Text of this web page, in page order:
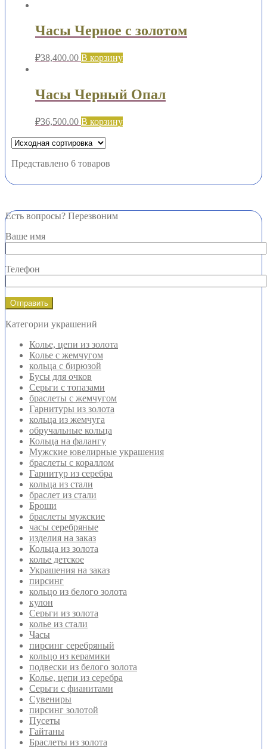
Часы Черное с золотом
₽38,400.00 В корзину
Часы Черный Опал
₽36,500.00 В корзину
Представлено 6 товаров
Есть вопросы? Перезвоним
Ваше имя
Телефон
Категории украшений
Колье, цепи из золота
Колье с жемчугом
кольца с бирюзой
Бусы для очков
Серьги с топазами
браслеты с жемчугом
Гарнитуры из золота
кольца из жемчуга
обручальные кольца
Кольца на фалангу
Мужские ювелирные украшения
браслеты с кораллом
Гарнитур из серебра
кольца из стали
браслет из стали
Броши
браслеты мужские
часы серебряные
изделия на заказ
Кольца из золота
колье детское
Украшения на заказ
пирсинг
кольцо из белого золота
кулон
Серьги из золота
колье из стали
Часы
пирсинг серебряный
кольцо из керамики
подвески из белого золота
Колье, цепи из серебра
Серьги с фианитами
Сувениры
пирсинг золотой
Пусеты
Гайтаны
Браслеты из золота